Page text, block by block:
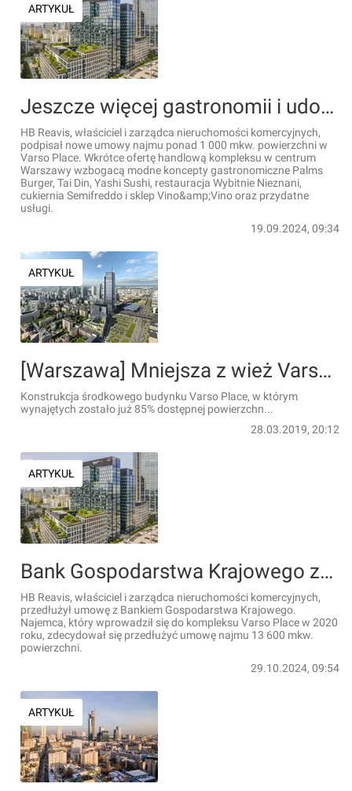
ARTYKUŁ
Jeszcze więcej gastronomii i udogodnień w Varso Place
HB Reavis, właściciel i zarządca nieruchomości komercyjnych,
podpisał nowe umowy najmu ponad 1 000 mkw. powierzchni w
Varso Place. Wkrótce ofertę handlową kompleksu w centrum
Warszawy wzbogacą modne koncepty gastronomiczne Palms
Burger, Tai Din, Yashi Sushi, restauracja Wybitnie Nieznani,
cukiernia Semifreddo i sklep Vino&amp;Vino oraz przydatne
usługi.
19.09.2024, 09:34
ARTYKUŁ
[Warszawa] Mniejsza z wież Varso Tower wynajęta już w 85%
Konstrukcja środkowego budynku Varso Place, w którym
wynajętych zostało już 85% dostępnej powierzchn...
28.03.2019, 20:12
ARTYKUŁ
Bank Gospodarstwa Krajowego zostaje dłużej w Varso Place
HB Reavis, właściciel i zarządca nieruchomości komercyjnych,
przedłużył umowę z Bankiem Gospodarstwa Krajowego.
Najemca, który wprowadził się do kompleksu Varso Place w 2020
roku, zdecydował się przedłużyć umowę najmu 13 600 mkw.
powierzchni.
29.10.2024, 09:54
ARTYKUŁ